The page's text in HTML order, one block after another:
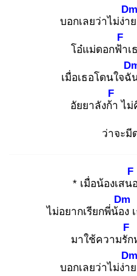
บอกเลยว่าไม่ง่าย
Dm
โอ๋แม่ดอกฟ้า
F
เ
เมื่อเธอโดนใจฉั
อัยยาลังก้า
F
ไม่
ว่าจะมี
* เมื่อน้องเสนอ
F
ไม่อยากเรียกพี่น้อง
Dm
มาใช้ความรัก
F
บอกเลยว่าไม่ง่าย
Dm